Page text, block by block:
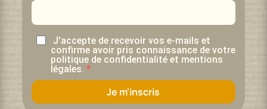
J'accepte de recevoir vos e-mails et
confirme avoir pris connaissance de votre
politique de confidentialité et mentions
légales.
Je m'inscris